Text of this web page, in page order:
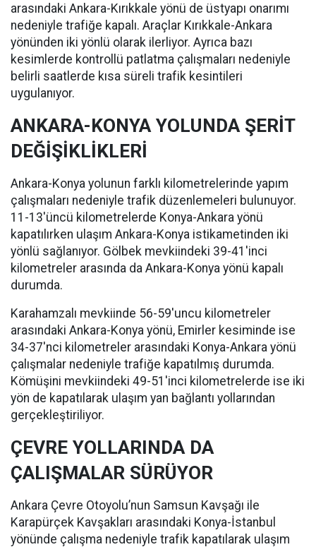
arasındaki Ankara-Kırıkkale yönü de üstyapı onarımı
nedeniyle trafiğe kapalı. Araçlar Kırıkkale-Ankara
yönünden iki yönlü olarak ilerliyor. Ayrıca bazı
kesimlerde kontrollü patlatma çalışmaları nedeniyle
belirli saatlerde kısa süreli trafik kesintileri
uygulanıyor.
ANKARA-KONYA YOLUNDA ŞERİT
DEĞİŞİKLİKLERİ
Ankara-Konya yolunun farklı kilometrelerinde yapım
çalışmaları nedeniyle trafik düzenlemeleri bulunuyor.
11-13'üncü kilometrelerde Konya-Ankara yönü
kapatılırken ulaşım Ankara-Konya istikametinden iki
yönlü sağlanıyor. Gölbek mevkiindeki 39-41'inci
kilometreler arasında da Ankara-Konya yönü kapalı
durumda.
Karahamzalı mevkiinde 56-59'uncu kilometreler
arasındaki Ankara-Konya yönü, Emirler kesiminde ise
34-37'nci kilometreler arasındaki Konya-Ankara yönü
çalışmalar nedeniyle trafiğe kapatılmış durumda.
Kömüşini mevkiindeki 49-51'inci kilometrelerde ise iki
yön de kapatılarak ulaşım yan bağlantı yollarından
gerçekleştiriliyor.
ÇEVRE YOLLARINDA DA
ÇALIŞMALAR SÜRÜYOR
Ankara Çevre Otoyolu’nun Samsun Kavşağı ile
Karapürçek Kavşakları arasındaki Konya-İstanbul
yönünde çalışma nedeniyle trafik kapatılarak ulaşım